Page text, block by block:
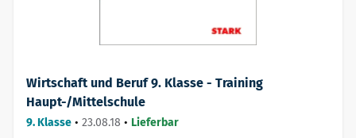
Wirtschaft und Beruf 9. Klasse - Training
Haupt-/Mittelschule
9. Klasse • 23.08.18 • Lieferbar